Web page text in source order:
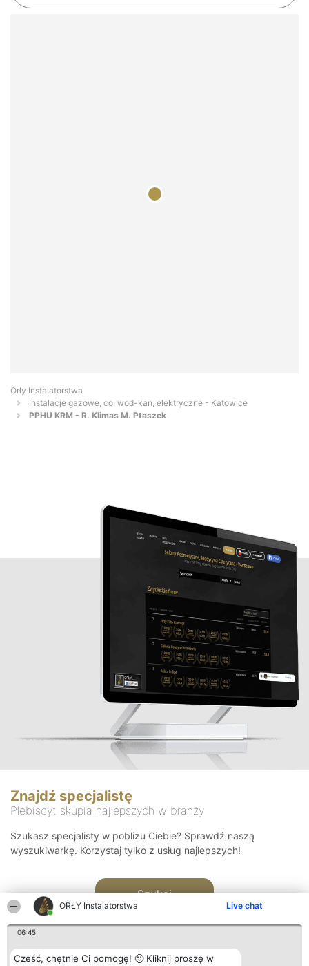
ORŁY Instalatorstwa Live chat
06:45
Cześć, chętnie Ci pomogę! 🙂 Kliknij proszę w
Orły Instalatorstwa
Instalacje gazowe, co, wod-kan, elektryczne - Katowice
PPHU KRM - R. Klimas M. Ptaszek
Znajdź specjalistę
Plebiscyt skupia najlepszych w branży
Szukasz specjalisty w pobliżu Ciebie? Sprawdź naszą
wyszukiwarkę. Korzystaj tylko z usług najlepszych!
Szukaj